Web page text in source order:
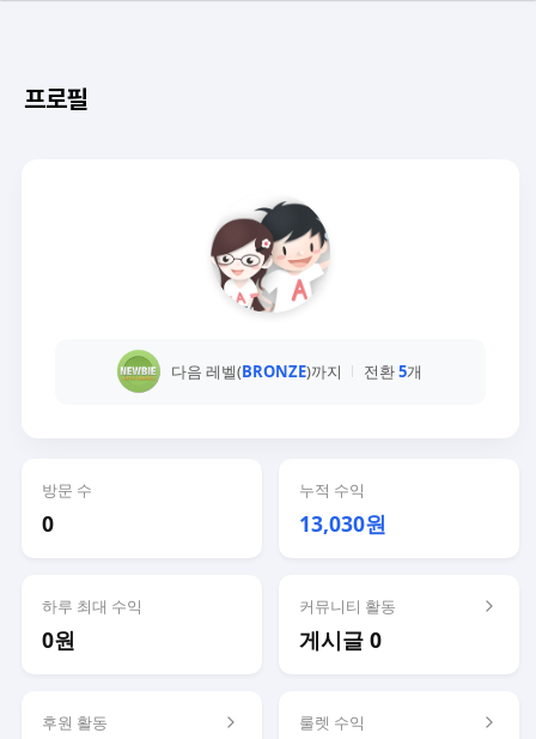
프로필
다음 레벨(BRONZE)까지 전환5개
방문 수
0
누적 수익
13,030원
하루 최대 수익
0원
커뮤니티 활동
게시글 0
후원 활동 룰렛 수익